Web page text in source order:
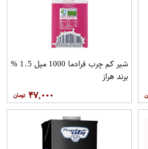
شیر کم چرب فرادما 1000 میل 1.5 %
برند هراز
۴۷,۰۰۰